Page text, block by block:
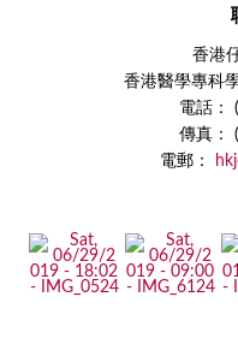
香港
香港醫學專科
電話：
傳真：
電郵：